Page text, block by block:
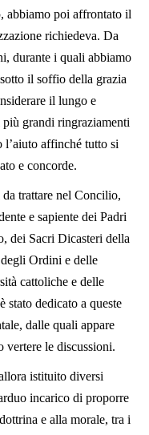
abbiamo poi affrontato il
richiedeva. Da
durante i quali abbiamo
il soffio della grazia
il lungo e
grandi ringraziamenti
affinché tutto si
e concorde.
trattare nel Concilio,
e sapiente dei Padri
dei Sacri Dicasteri della
Ordini e delle
cattoliche e delle
stato dedicato a queste
dalle quali appare
vertere le discussioni.
istituito diversi
incarico di proporre
e alla morale, tra i